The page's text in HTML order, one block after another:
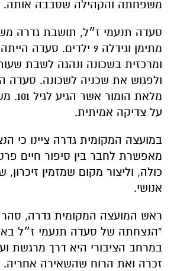
משפחתה והקהילה שסבבה אותה.
מתימן וגידלה 9 ילדים.
ומרכזית בשכונה ונהגה לשבת
ולפגוש את שכניה לשכונה. סעדה
מלאת
על צדיקה אמיתית.
במועצה המקומית גדרה ציינו כי
מאפשרת לחבר בין סיפור חיים
כולה, וליצור מקום שמזמין זיכרון,
אנושי.
ראש המועצה המקומית גדרה, סהר
“הנצחתה של סעדה תנעמי ז״ל
במרחב הציבורי היא דרך מרגשת
זכרה ואת הרוח שהשאירה אחריה.